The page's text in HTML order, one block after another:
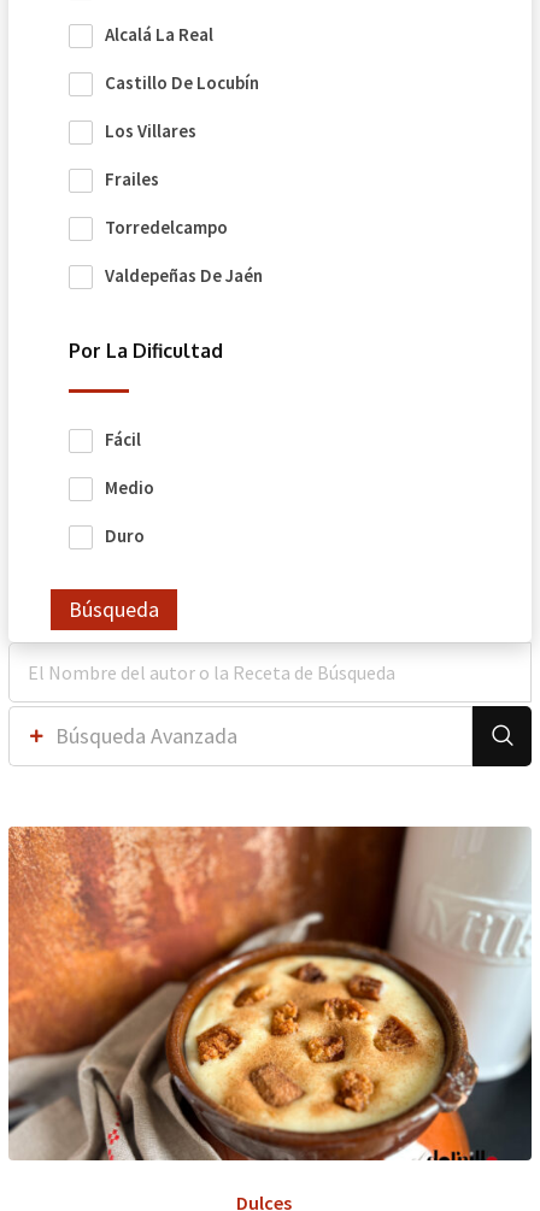
Alcalá La Real
Castillo De Locubín
Los Villares
Frailes
Torredelcampo
Valdepeñas De Jaén
Por La Dificultad
Fácil
Medio
Duro
Búsqueda
Búsqueda Avanzada
Dulces